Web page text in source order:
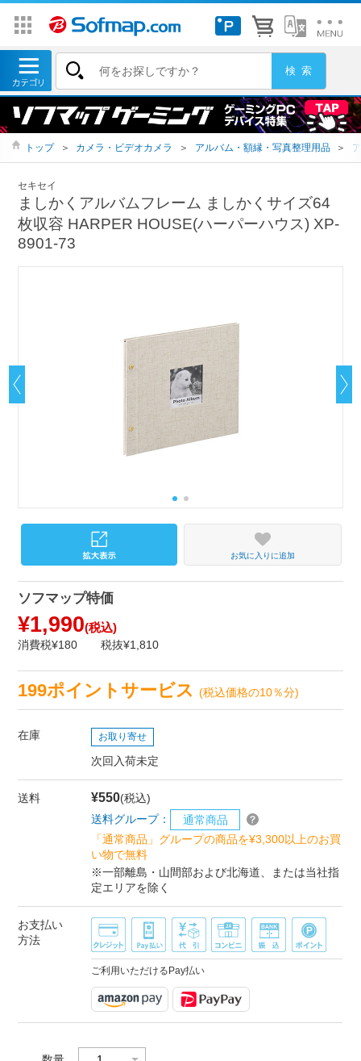
トップ ＞ カメラ・ビデオカメラ ＞ アルバム・額縁・写真整理用品 ＞
セキセイ
ましかくアルバムフレーム ましかくサイズ64
枚収容 HARPER HOUSE(ハーパーハウス) XP-
8901-73
お気に入りに追加
ソフマップ特価
¥1,990(税込)
消費税¥180 税抜¥1,810
199ポイントサービス(税込価格の10％分)
在庫 お取り寄せ
次回入荷未定
送料 ¥550(税込)
送料グループ：
通常商品
「通常商品」グループの商品を¥3,300以上のお買
い物で無料
※一部離島・山間部および北海道、または当社指
定エリアを除く
お支払い
方法
ご利用いただけるPay払い